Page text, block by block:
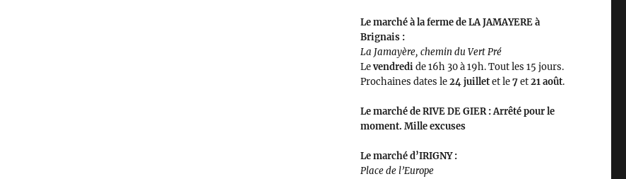
Le marché à la ferme de LA JAMAYERE à
Brignais :
La Jamayère, chemin du Vert Pré
Levendredide 16h 30 à 19h. Tout les 15 jours.
Prochaines dates le24 juilletet le7et21 août.
Le marché de RIVE DE GIER : Arrêté pour le
moment. Mille excuses
Le marché d’IRIGNY :
Place de l’Europe